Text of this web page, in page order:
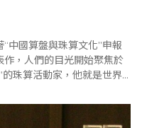
中國算盤與珠算文化”申報
，人們的目光開始聚焦於
珠算活動家，他就是世界
長、中華珠算心算協會理